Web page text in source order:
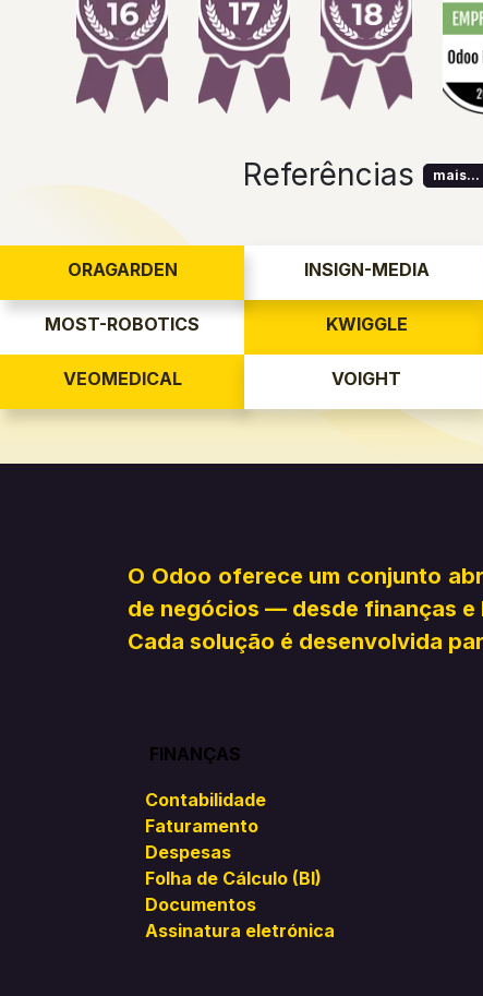
MOST-ROBOTICS KWIGGLE
INSIGN-MEDIA
ORAGARDEN
Referências mais...
VEOMEDICAL VOIGHT
O Odoo oferece um conjunto
de negócios — desde finanças e
Cada solução é desenvolvida
FINANÇAS
Contabilidade
Faturamento
Despesas
Folha de Cálculo (BI)
Documentos
Assinatura eletrónica